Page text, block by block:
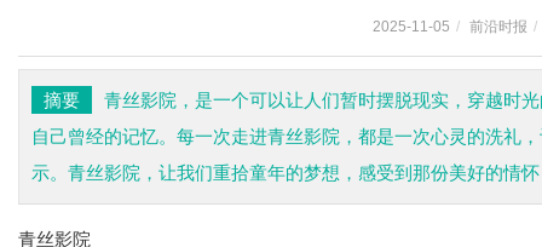
2025-11-05 / 前沿时报 /
摘要
青丝影院，是一个可以让人们暂时摆脱现实，穿越时
自己曾经的记忆。每一次走进青丝影院，都是一次心灵的洗礼
示。青丝影院，让我们重拾童年的梦想，感受到那份美好的情
青丝影院